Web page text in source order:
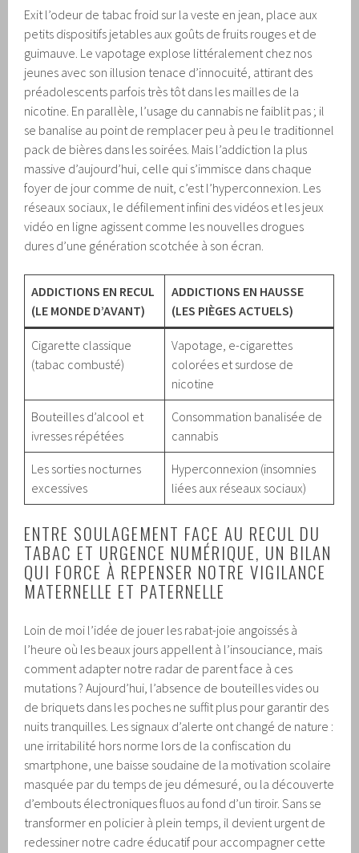
Exit l’odeur de tabac froid sur la veste en jean, place aux
petits dispositifs jetables aux goûts de fruits rouges et de
guimauve. Le vapotage explose littéralement chez nos
jeunes avec son illusion tenace d’innocuité, attirant des
préadolescents parfois très tôt dans les mailles de la
nicotine. En parallèle, l’usage du cannabis ne faiblit pas ; il
se banalise au point de remplacer peu à peu le traditionnel
pack de bières dans les soirées. Mais l’addiction la plus
massive d’aujourd’hui, celle qui s’immisce dans chaque
foyer de jour comme de nuit, c’est l’hyperconnexion. Les
réseaux sociaux, le défilement infini des vidéos et les jeux
vidéo en ligne agissent comme les nouvelles drogues
dures d’une génération scotchée à son écran.
ADDICTIONS EN RECUL
(LE MONDE D’AVANT)
ADDICTIONS EN HAUSSE
(LES PIÈGES ACTUELS)
Cigarette classique
(tabac combusté)
Vapotage, e-cigarettes
colorées et surdose de
nicotine
Bouteilles d’alcool et
ivresses répétées
Consommation banalisée de
cannabis
Les sorties nocturnes
excessives
Hyperconnexion (insomnies
liées aux réseaux sociaux)
ENTRE SOULAGEMENT FACE AU RECUL DU
TABAC ET URGENCE NUMÉRIQUE, UN BILAN
QUI FORCE À REPENSER NOTRE VIGILANCE
MATERNELLE ET PATERNELLE
Loin de moi l’idée de jouer les rabat-joie angoissés à
l’heure où les beaux jours appellent à l’insouciance, mais
comment adapter notre radar de parent face à ces
mutations ? Aujourd’hui, l’absence de bouteilles vides ou
de briquets dans les poches ne suffit plus pour garantir des
nuits tranquilles. Les signaux d’alerte ont changé de nature :
une irritabilité hors norme lors de la confiscation du
smartphone, une baisse soudaine de la motivation scolaire
masquée par du temps de jeu démesuré, ou la découverte
d’embouts électroniques fluos au fond d’un tiroir. Sans se
transformer en policier à plein temps, il devient urgent de
redessiner notre cadre éducatif pour accompagner cette